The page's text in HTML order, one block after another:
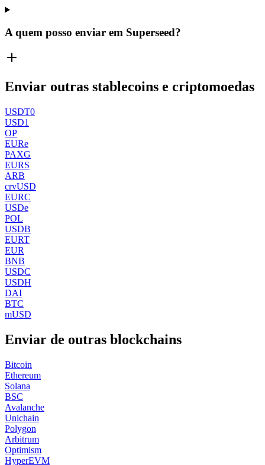
A quem posso enviar em Superseed?
Enviar outras stablecoins e criptomoedas
USDT0
USD1
OP
EURe
PAXG
EURS
ARB
crvUSD
EURC
USDe
POL
USDB
EURT
EUR
BNB
USDC
USDH
DAI
BTC
mUSD
Enviar de outras blockchains
Bitcoin
Ethereum
Solana
BSC
Avalanche
Unichain
Polygon
Arbitrum
Optimism
HyperEVM